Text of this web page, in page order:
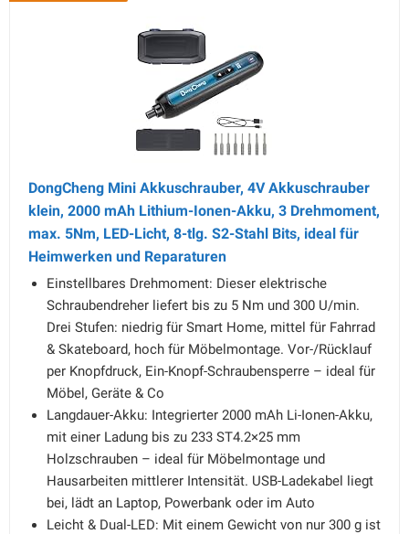
DongCheng Mini Akkuschrauber, 4V Akkuschrauber
klein, 2000 mAh Lithium-Ionen-Akku, 3 Drehmoment,
max. 5Nm, LED-Licht, 8-tlg. S2-Stahl Bits, ideal für
Heimwerken und Reparaturen
Einstellbares Drehmoment: Dieser elektrische
Schraubendreher liefert bis zu 5 Nm und 300 U/min.
Drei Stufen: niedrig für Smart Home, mittel für Fahrrad
& Skateboard, hoch für Möbelmontage. Vor-/Rücklauf
per Knopfdruck, Ein-Knopf-Schraubensperre – ideal für
Möbel, Geräte & Co
Langdauer-Akku: Integrierter 2000 mAh Li-Ionen-Akku,
mit einer Ladung bis zu 233 ST4.2×25 mm
Holzschrauben – ideal für Möbelmontage und
Hausarbeiten mittlerer Intensität. USB-Ladekabel liegt
bei, lädt an Laptop, Powerbank oder im Auto
Leicht & Dual-LED: Mit einem Gewicht von nur 300 g ist